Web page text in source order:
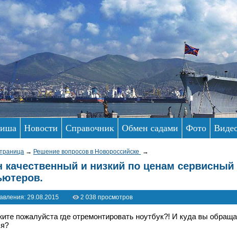
Новости Справочник Обмен садами Фото
→ Решение вопросов в Новороссийске →
качественный и низкий по ценам сервисный
29.08.2015 2 038 просмотров
пожалуйста где отремонтировать ноутбук?! И куда вы